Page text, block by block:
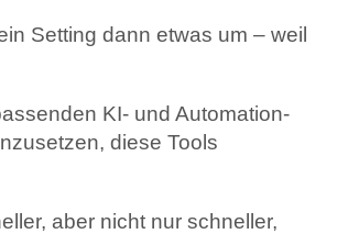
Setting dann etwas um – weil
KI- und Automation-
diese Tools
aber nicht nur schneller,